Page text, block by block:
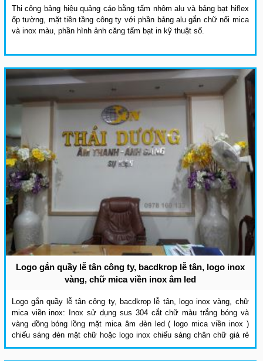
Thi công bảng hiệu quảng cáo bằng tấm nhôm alu và bảng bạt hiflex
ốp tường, mặt tiền tầng công ty với phần bảng alu gắn chữ nổi mica
và inox màu, phần hình ảnh căng tấm bạt in kỹ thuật số.
Logo gắn quầy lễ tân công ty, bacdkrop lễ tân, logo inox
vàng, chữ mica viền inox âm led
Logo gắn quầy lễ tân công ty, bacdkrop lễ tân, logo inox vàng, chữ
mica viền inox: Inox sử dụng sus 304 cắt chữ màu trắng bóng và
vàng đồng bóng lồng mặt mica âm đèn led ( logo mica viền inox )
chiếu sáng đèn mặt chữ hoặc logo inox chiếu sáng chân chữ giá rẻ
quảng cáo đẹp